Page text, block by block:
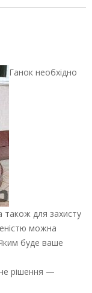
Ганок необхідно
для захисту
можна
буде ваше
рішення —